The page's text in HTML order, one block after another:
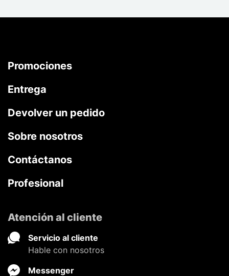
Promociones
Entrega
Devolver un pedido
Sobre nosotros
Contáctanos
Profesional
Atención al cliente
Servicio al cliente
Hable con nosotros
Messenger